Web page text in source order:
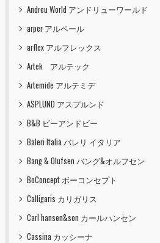
Andreu World アンドリューワールド
arper アルペール
arflex アルフレックス
Artek アルテック
Artemide アルテミデ
ASPLUND アスプルンド
B&B ビーアンドビー
Baleri Italia バレリ イタリア
Bang & Olufsen バング&オルフセン
BoConcept ボーコンセプト
Calligaris カリガリス
Carl hansen&son カールハンセン
Cassina カッシーナ